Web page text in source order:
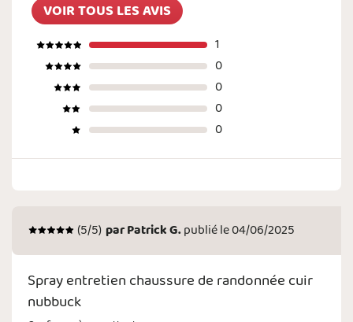
VOIR TOUS LES AVIS
1
0
0
0
0
parPatrick G.publié le 04/06/2025
(5/5)
Spray entretien chaussure de randonnée cuir
nubbuck